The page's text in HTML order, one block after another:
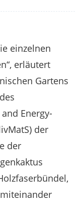
einzelnen
erläutert
Gartens
Energy-
der
der